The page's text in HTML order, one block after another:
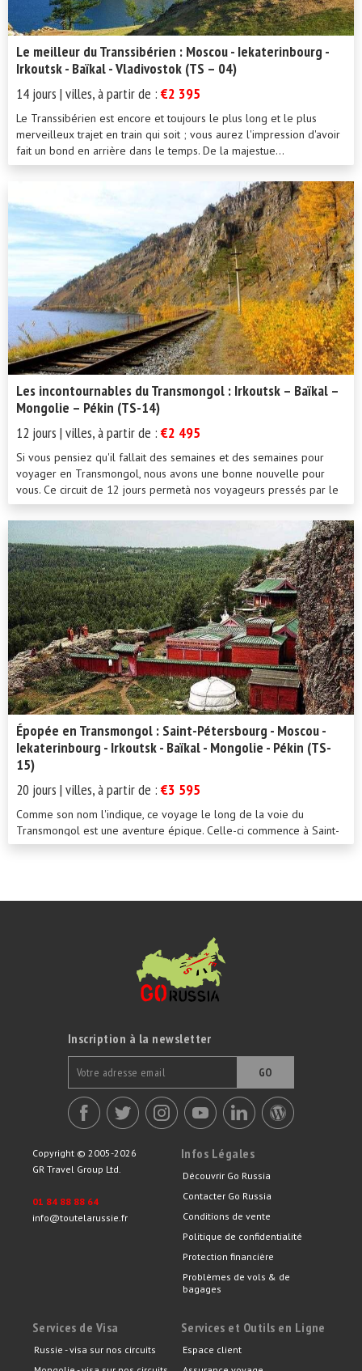
Le meilleur du Transsibérien : Moscou - Iekaterinbourg -
Irkoutsk - Baïkal - Vladivostok (TS – 04)
14 jours | villes, à partir de :€2 395
Le Transsibérien est encore et toujours le plus long et le plus
merveilleux trajet en train qui soit ; vous aurez l'impression d'avoir
fait un bond en arrière dans le temps. De la majestue...
Les incontournables du Transmongol : Irkoutsk – Baïkal –
Mongolie – Pékin (TS-14)
12 jours | villes, à partir de :€2 495
Si vous pensiez qu'il fallait des semaines et des semaines pour
voyager en Transmongol, nous avons une bonne nouvelle pour
vous. Ce circuit de 12 jours permetà nos voyageurs pressés par le
tem...
Épopée en Transmongol : Saint-Pétersbourg - Moscou -
Iekaterinbourg - Irkoutsk - Baïkal - Mongolie - Pékin (TS-
15)
20 jours | villes, à partir de :€3 595
Comme son nom l'indique, ce voyage le long de la voie du
Transmongol est une aventure épique. Celle-ci commence à Saint-
Pétersbourg et se termine à Pékin, avec des escales...
Inscription à la newsletter
GO
Copyright © 2005-2026
GR Travel Group Ltd.
01 84 88 88 64
info@toutelarussie.fr
Infos Légales
Découvrir Go Russia
Contacter Go Russia
Conditions de vente
Politique de confidentialité
Protection financière
Problèmes de vols & de
bagages
Services de Visa
Russie - visa sur nos circuits
Services et Outils en Ligne
Espace client